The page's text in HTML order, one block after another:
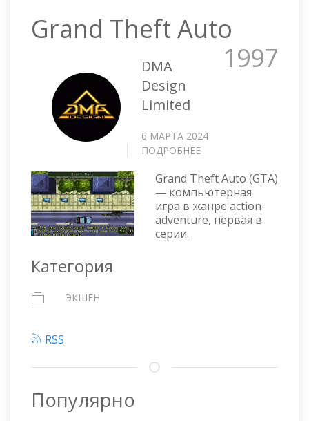
Grand Theft Auto
1997
DMA
Design
Limited
6 МАРТА 2024
ПОДРОБНЕЕ
THEFT
AUTO
Grand Theft Auto (GTA)
— компьютерная
игра в жанре action-
adventure, первая в
серии.
Категория
ЭКШЕН
RSS
Популярно